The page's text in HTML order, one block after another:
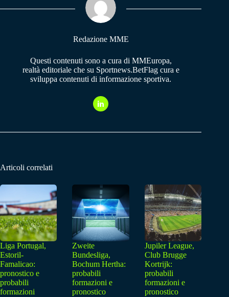
pp m
Redazione MME
Questi contenuti sono a cura di MMEuropa,
realtà editoriale che su Sportnews.BetFlag cura e
sviluppa contenuti di informazione sportiva.
Articoli correlati
Liga Portugal,
Estoril-
Famalicao:
pronostico e
probabili
formazioni
Zweite
Bundesliga,
Bochum Hertha:
probabili
formazioni e
pronostico
Jupiler League,
Club Brugge
Kortrijk:
probabili
formazioni e
pronostico